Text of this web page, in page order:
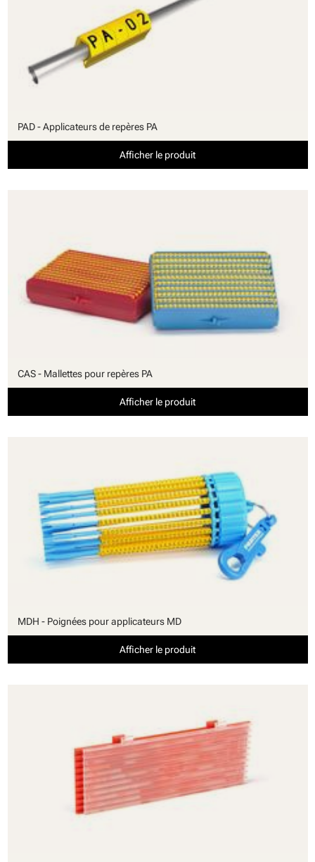
PAD - Applicateurs de repères PA
Afficher le produit
CAS - Mallettes pour repères PA
Afficher le produit
MDH - Poignées pour applicateurs MD
Afficher le produit